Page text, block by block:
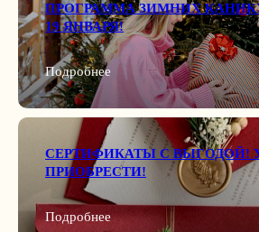
ПРОГРАММА ЗИМНИХ
19 ЯНВАРЯ!
Подробнее
СЕРТИФИКАТЫ С ВЫГОДОЙ!
ПРИОБРЕСТИ!
Подробнее